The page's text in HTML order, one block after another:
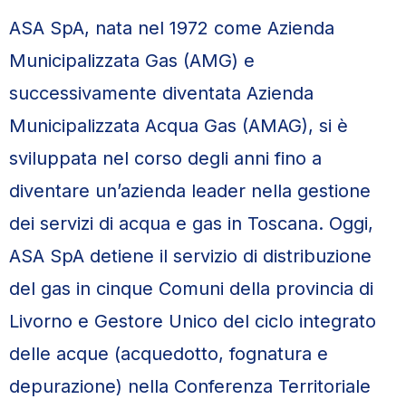
ASA SpA, nata nel 1972 come Azienda
Municipalizzata Gas (AMG) e
successivamente diventata Azienda
Municipalizzata Acqua Gas (AMAG), si è
sviluppata nel corso degli anni fino a
diventare un’azienda leader nella gestione
dei servizi di acqua e gas in Toscana. Oggi,
ASA SpA detiene il servizio di distribuzione
del gas in cinque Comuni della provincia di
Livorno e Gestore Unico del ciclo integrato
delle acque (acquedotto, fognatura e
depurazione) nella Conferenza Territoriale